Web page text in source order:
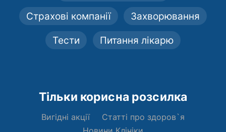
Страхові компанії Захворювання
Тести Питання лікарю
Тільки корисна розсилка
Вигідні акції
Статті про здоров`я